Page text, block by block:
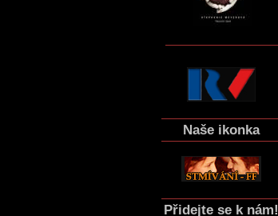
Naše ikonka
Přidejte se k nám!